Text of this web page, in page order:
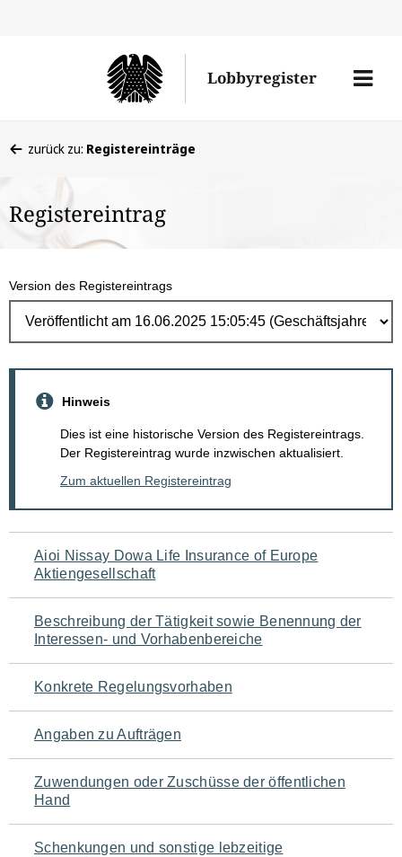
Lobbyregister
Menü
befinden
hier:
zurück zu: Registereinträge
Registereintrag
Version des Registereintrags
Hinweis
Dies ist eine historische Version des Registereintrags.
Der Registereintrag wurde inzwischen aktualisiert.
Zum aktuellen Registereintrag
Navigation
für
den
Seiteninhalt
Aioi Nissay Dowa Life Insurance of Europe
Aktiengesellschaft
Beschreibung der Tätigkeit sowie Benennung der
Interessen- und Vorhabenbereiche
Konkrete Regelungsvorhaben
Angaben zu Aufträgen
Zuwendungen oder Zuschüsse der öffentlichen
Hand
Schenkungen und sonstige lebzeitige